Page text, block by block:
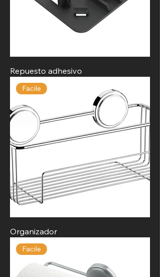
Repuesto adhesivo
Facile
Organizador
Facile